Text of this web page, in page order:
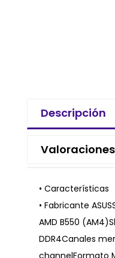
Descripción
• Características
• Fabricante
AMD B550
DDR4Canales